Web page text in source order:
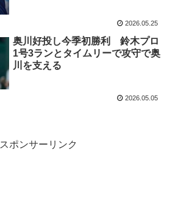
2026.05.25
奥川好投し今季初勝利 鈴木プロ
1号3ランとタイムリーで攻守で奥
川を支える
2026.05.05
スポンサーリンク